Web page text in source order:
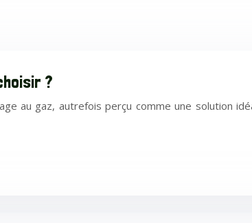
?
au gaz, autrefois perçu comme une solution